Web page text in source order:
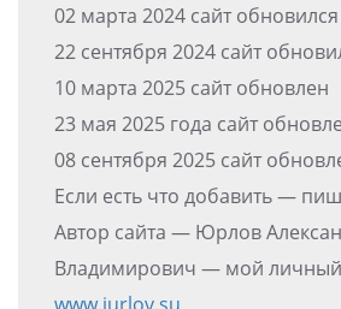
02 марта 2024 сайт обновился
22 сентября 2024 сайт
10 марта 2025 сайт обновлен
23 мая 2025 года сайт
08 сентября 2025 сайт
Если есть что добавить —
Автор сайта — Юрлов
Владимирович — мой личный